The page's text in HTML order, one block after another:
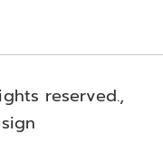
reserved.,